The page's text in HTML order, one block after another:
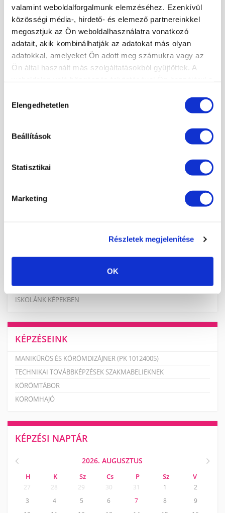
valamint weboldalforgalmunk elemzéséhez. Ezenkívül
közösségi média-, hirdető- és elemező partnereinkkel
megosztjuk az Ön weboldalhasználatra vonatkozó
adatait, akik kombinálhatják az adatokat más olyan
adatokkal, amelyeket Ön adott meg számukra vagy az
Ön által használt más szolgáltatásokból gyűjtöttek. A
kiválasztása
Elengedhetetlen
Beállítások
Statisztikai
Marketing
Részletek megjelenítése
OK
TALLÓZÁS
NYILATKOZATOK
18. életévemet betöltöttem.
AzÁltalános Felhasználási és Adatvédelmi Szabályzatot
elolvastam és elfogadom.
REGISZTRÁCIÓ
KOSÁR JELENTKEZÉS
HÍREK, CIKKEK
TANÁRAINK
ISKOLÁNK KÉPEKBEN
KÉPZÉSEINK
MANIKŰRÖS ÉS KÖRÖMDIZÁJNER (PK 10124005)
TECHNIKAI TOVÁBBKÉPZÉSEK SZAKMABELIEKNEK
KÖRÖMTÁBOR
KÖRÖMHAJÓ
KÉPZÉSI NAPTÁR
2026. AUGUSZTUS
H K Sz Cs P Sz V
27 28 29 30 31 1
2
3
4 5 6 7 8
9